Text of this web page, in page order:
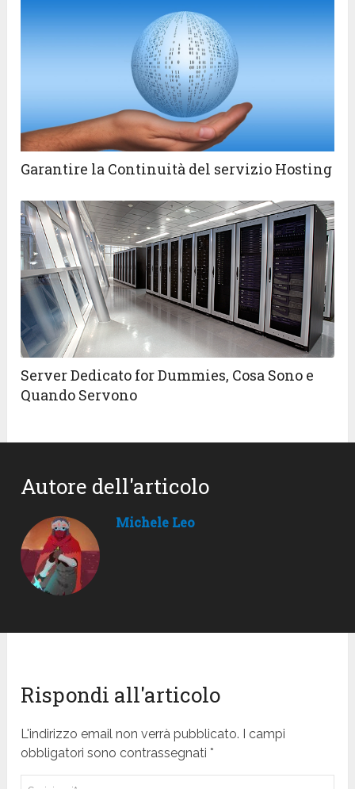
Garantire la Continuità del servizio Hosting
Server Dedicato for Dummies, Cosa Sono e
Quando Servono
Autore dell'articolo
Michele Leo
Rispondi all'articolo
L'indirizzo email non verrà pubblicato. I campi
obbligatori sono contrassegnati *